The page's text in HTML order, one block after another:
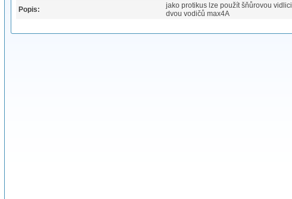
Popis:
jako protikus lze použít šňůrovou
dvou vodičů max4A